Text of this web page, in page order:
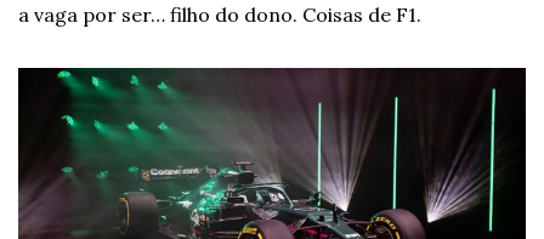
a vaga por ser… filho do dono. Coisas de F1.